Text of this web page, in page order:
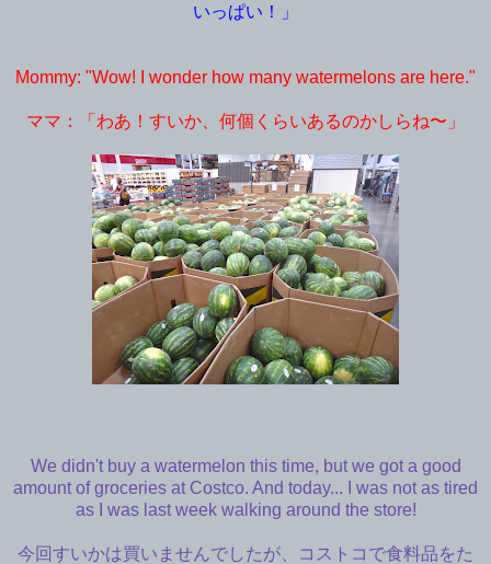
いっぱい！」
Mommy: "Wow! I wonder how many watermelons are here."
ママ：「わあ！すいか、何個くらいあるのかしらね〜」
We didn't buy a watermelon this time, but we got a good
amount of groceries at Costco. And today... I was not as tired
as I was last week walking around the store!
今回すいかは買いませんでしたが、コストコで食料品をた